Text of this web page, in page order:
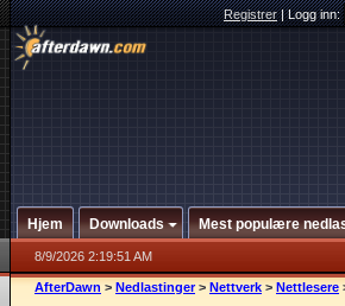
Registrer|Logg inn:
Hjem Downloads Mest populære
8/9/2026 2:19:51 AM
AfterDawn > Nedlastinger > Nettverk > Nettlesere